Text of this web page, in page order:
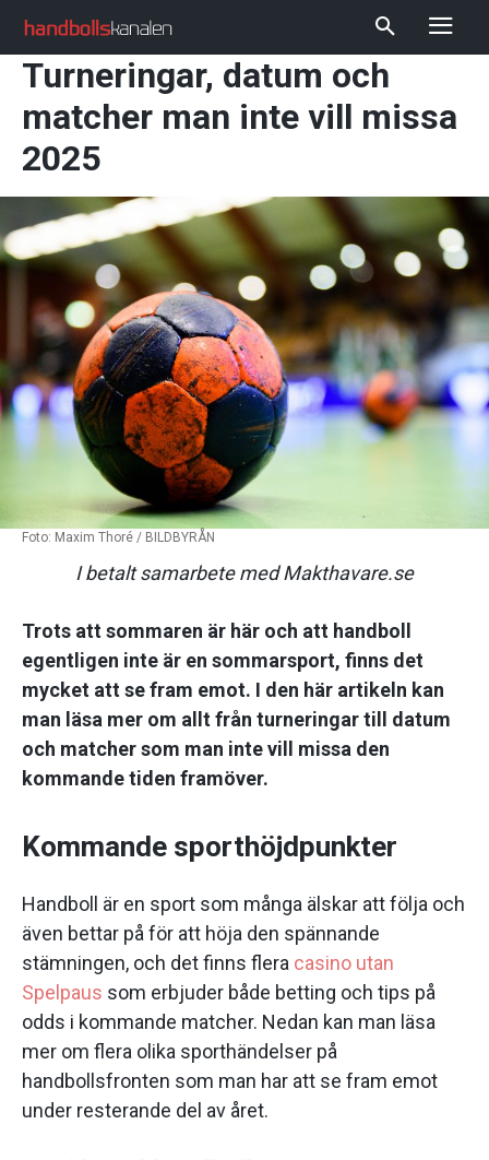
Turneringar, datum och
matcher man inte vill missa
2025
Foto: Maxim Thoré / BILDBYRÅN
I betalt samarbete med Makthavare.se
Trots att sommaren är här och att handboll
egentligen inte är en sommarsport, finns det
mycket att se fram emot. I den här artikeln kan
man läsa mer om allt från turneringar till datum
och matcher som man inte vill missa den
kommande tiden framöver.
Kommande sporthöjdpunkter
Handboll är en sport som många älskar att följa och
även bettar på för att höja den spännande
stämningen, och det finns flera casino utan
Spelpaus som erbjuder både betting och tips på
odds i kommande matcher. Nedan kan man läsa
mer om flera olika sporthändelser på
handbollsfronten som man har att se fram emot
under resterande del av året.